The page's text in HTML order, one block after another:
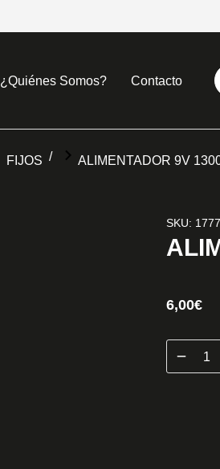
¿Quiénes Somos? Contacto
FIJOS ALIMENTADOR 9V
SKU: 1777
6,00€